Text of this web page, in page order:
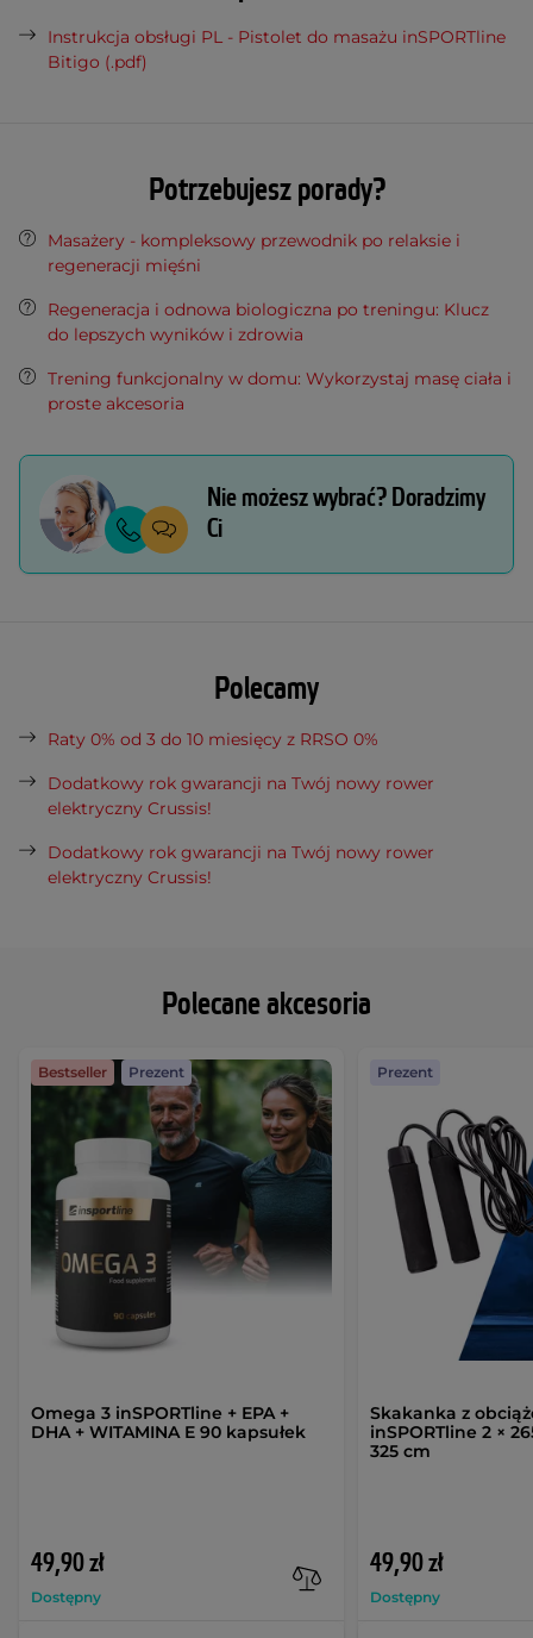
Polecane akcesoria
Omega 3 inSPORTline + EPA +
DHA + WITAMINA E 90 kapsułek
49,90 zł
Dostępny
Bestseller Prezent
Skakanka z
inSPORTline 2 ×
325 cm
49,90 zł
Dostępny
Prezent
Instrukcja obsługi PL - Pistolet do masażu inSPORTline
Bitigo (.pdf)
Potrzebujesz porady?
Masażery - kompleksowy przewodnik po relaksie i
regeneracji mięśni
Regeneracja i odnowa biologiczna po treningu: Klucz
do lepszych wyników i zdrowia
Trening funkcjonalny w domu: Wykorzystaj masę ciała i
proste akcesoria
Nie możesz wybrać? Doradzimy
Ci
Polecamy
Raty 0% od 3 do 10 miesięcy z RRSO 0%
Dodatkowy rok gwarancji na Twój nowy rower
elektryczny Crussis!
Dodatkowy rok gwarancji na Twój nowy rower
elektryczny Crussis!